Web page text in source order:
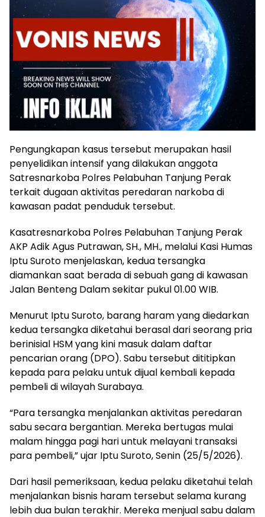
Pengungkapan kasus tersebut merupakan hasil
penyelidikan intensif yang dilakukan anggota
Satresnarkoba Polres Pelabuhan Tanjung Perak
terkait dugaan aktivitas peredaran narkoba di
kawasan padat penduduk tersebut.
Kasatresnarkoba Polres Pelabuhan Tanjung Perak
AKP Adik Agus Putrawan, SH., MH., melalui Kasi Humas
Iptu Suroto menjelaskan, kedua tersangka
diamankan saat berada di sebuah gang di kawasan
Jalan Benteng Dalam sekitar pukul 01.00 WIB.
Menurut Iptu Suroto, barang haram yang diedarkan
kedua tersangka diketahui berasal dari seorang pria
berinisial HSM yang kini masuk dalam daftar
pencarian orang (DPO). Sabu tersebut dititipkan
kepada para pelaku untuk dijual kembali kepada
pembeli di wilayah Surabaya.
“Para tersangka menjalankan aktivitas peredaran
sabu secara bergantian. Mereka bertugas mulai
malam hingga pagi hari untuk melayani transaksi
para pembeli,” ujar Iptu Suroto, Senin (25/5/2026).
Dari hasil pemeriksaan, kedua pelaku diketahui telah
menjalankan bisnis haram tersebut selama kurang
lebih dua bulan terakhir. Mereka menjual sabu dalam